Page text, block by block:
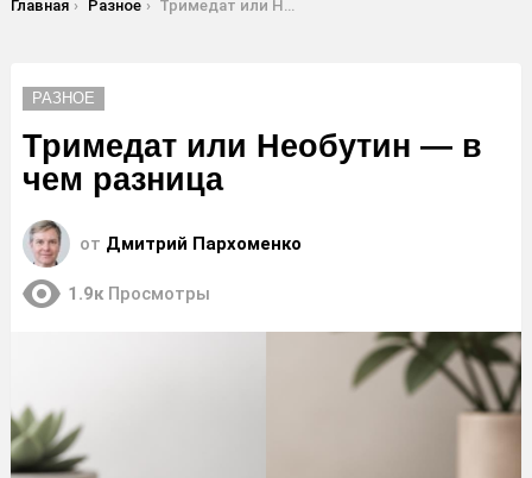
Вы здесь:
Главная Разное Тримедат или Необутин — в чем разница
РАЗНОЕ
Тримедат или Необутин — в
чем разница
от Дмитрий Пархоменко
1.9к Просмотры